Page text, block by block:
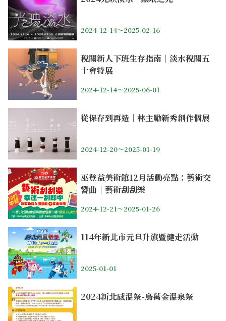
2024-12-14～2025-02-16
稅關新人下班生存指南｜淡水稅關五
十會特展
2024-12-14～2025-06-01
從保存到再造｜林主勵新秀創作個展
2024-12-20～2025-01-19
巫登益美術館12月活動亮點：藝術交
響曲｜藝術刮刮樂
2024-12-21～2025-01-26
114年新北市元旦升旗暨健走活動
2025-01-01
2024新北感溫祭-烏萬金溫泉祭